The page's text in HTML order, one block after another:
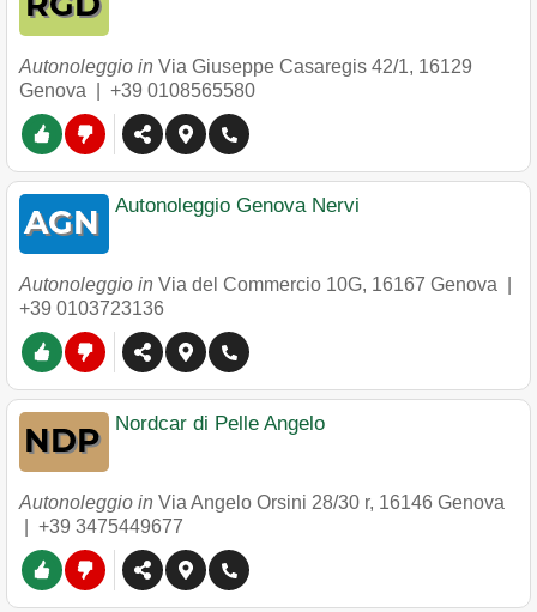
Autonoleggio in Via Giuseppe Casaregis 42/1, 16129
Genova
+39 0108565580
Autonoleggio Genova Nervi
Autonoleggio in Via del Commercio 10G, 16167 Genova
+39 0103723136
Nordcar di Pelle Angelo
Autonoleggio in Via Angelo Orsini 28/30 r, 16146 Genova
+39 3475449677